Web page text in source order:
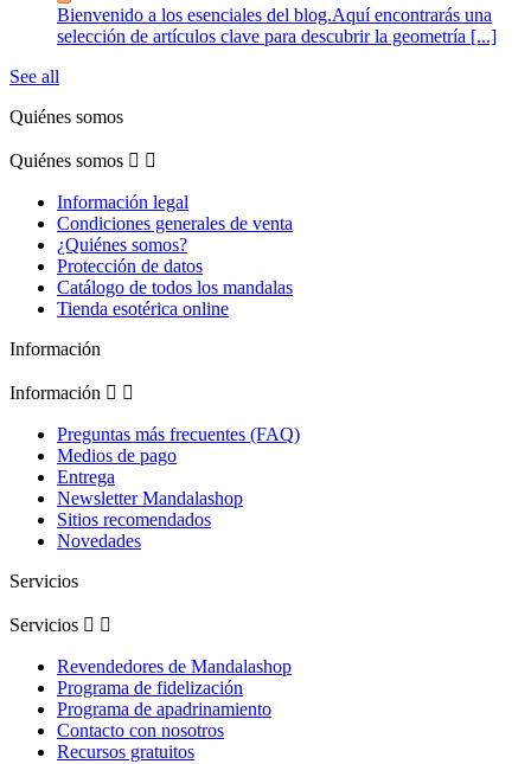
Bienvenido a los esenciales del blog.Aquí encontrarás una
selección de artículos clave para descubrir la geometría [...]
See all
Quiénes somos
Quiénes somos  
Información legal
Condiciones generales de venta
¿Quiénes somos?
Protección de datos
Catálogo de todos los mandalas
Tienda esotérica online
Información
Información  
Preguntas más frecuentes (FAQ)
Medios de pago
Entrega
Newsletter Mandalashop
Sitios recomendados
Novedades
Servicios
Servicios  
Revendedores de Mandalashop
Programa de fidelización
Programa de apadrinamiento
Contacto con nosotros
Recursos gratuitos